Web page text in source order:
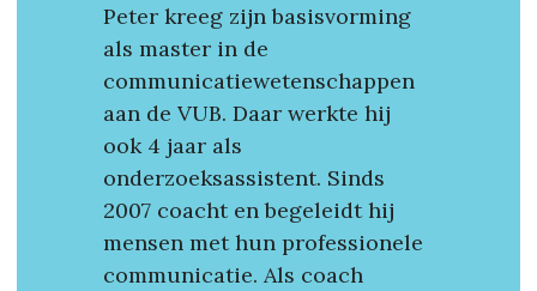
Peter kreeg zijn basisvorming
als master in de
communicatiewetenschappen
aan de VUB. Daar werkte hij
ook 4 jaar als
onderzoeksassistent. Sinds
2007 coacht en begeleidt hij
mensen met hun professionele
communicatie. Als coach